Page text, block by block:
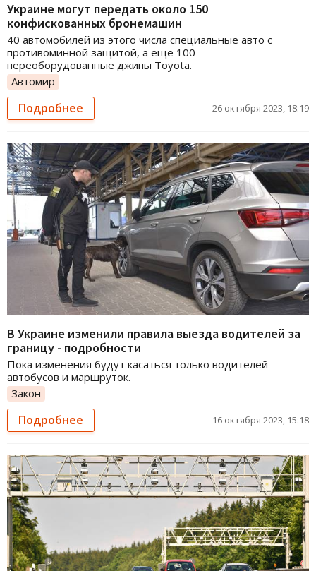
Украине могут передать около 150
конфискованных бронемашин
40 автомобилей из этого числа специальные авто с
противоминной защитой, а еще 100 -
переоборудованные джипы Toyota.
Автомир
Подробнее 26 октября 2023, 18:19
В Украине изменили правила выезда водителей за
границу - подробности
Пока изменения будут касаться только водителей
автобусов и маршруток.
Закон
Подробнее 16 октября 2023, 15:18